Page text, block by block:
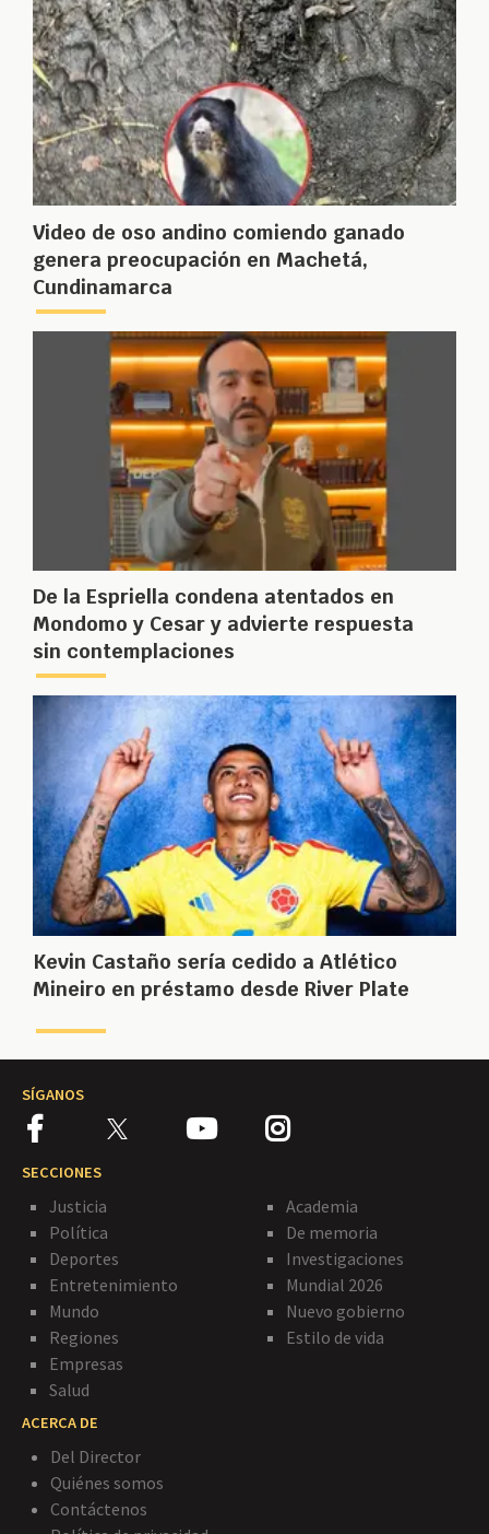
Video de oso andino comiendo ganado
genera preocupación en Machetá,
Cundinamarca
De la Espriella condena atentados en
Mondomo y Cesar y advierte respuesta
sin contemplaciones
Kevin Castaño sería cedido a Atlético
Mineiro en préstamo desde River Plate
SÍGANOS
SECCIONES
Justicia
Política
Deportes
Entretenimiento
Mundo
Regiones
Empresas
Salud
Academia
De memoria
Investigaciones
Mundial 2026
Nuevo gobierno
Estilo de vida
ACERCA DE
Del Director
Quiénes somos
Contáctenos